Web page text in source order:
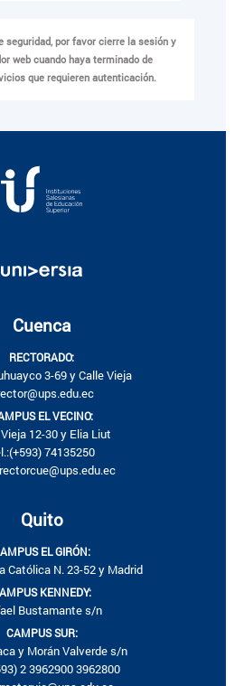
seguridad, por favor cierre la sesión y
web cuando haya terminado de
que requieren autenticación.
Cuenca
RECTORADO:
3-69 y Calle Vieja
EL VECINO:
12-30 y Elia Liut
74135250
Quito
EL GIRÓN:
Católica N. 23-52 y Madrid
KENNEDY:
Bustamante s/n
CAMPUS SUR:
y Morán Valverde s/n
2 3962900 3962800